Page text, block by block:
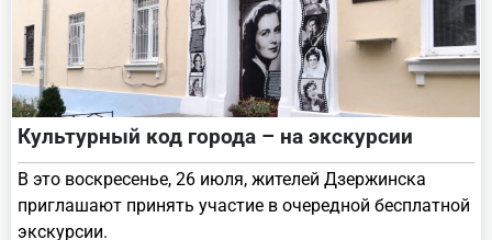
Культурный код города – на экскурсии
В это воскресенье, 26 июля, жителей Дзержинска
приглашают принять участие в очередной бесплатной
экскурсии.